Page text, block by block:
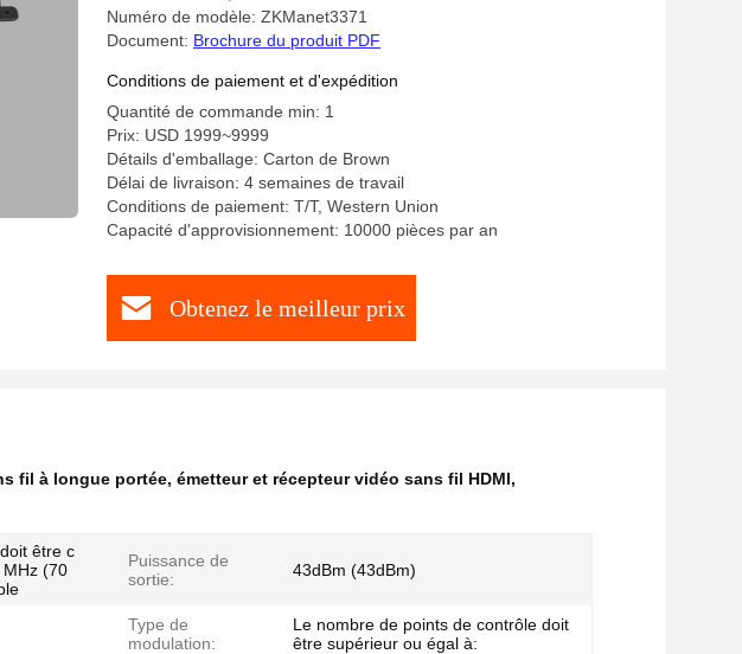
Numéro de modèle: ZKManet3371
Document: Brochure du produit PDF
Conditions de paiement et d'expédition
Quantité de commande min: 1
Prix: USD 1999~9999
Détails d'emballage: Carton de Brown
Délai de livraison: 4 semaines de travail
Conditions de paiement: T/T, Western Union
Capacité d'approvisionnement: 10000 pièces par an
Obtenez le meilleur prix
fil à longue portée, émetteur et récepteur vidéo sans fil HDMI,
être c
(70
Puissance de
sortie:
43dBm (43dBm)
Type de
modulation:
Le nombre de points de contrôle doit
être supérieur ou égal à: